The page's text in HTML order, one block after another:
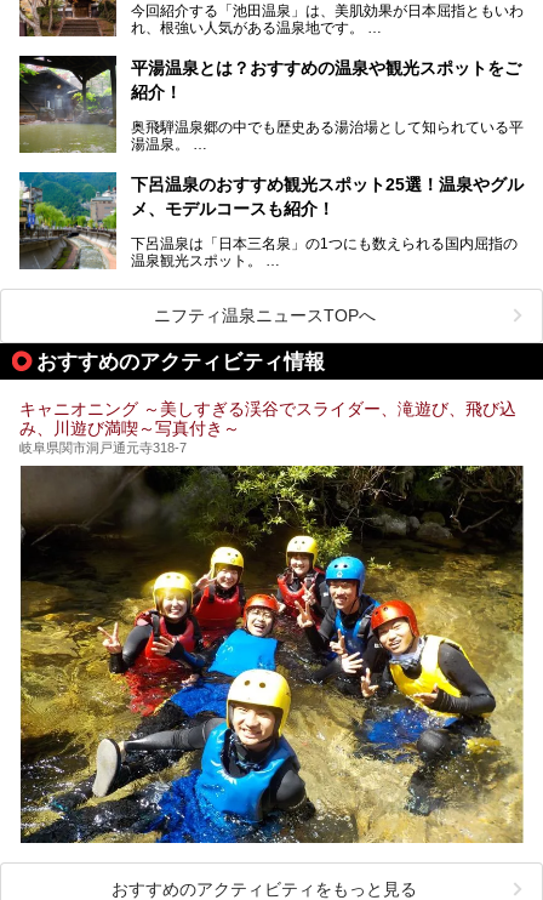
風呂を5ヶ所ご紹介したいと思います。いずれも素晴らしい
温泉ですよ！
今回紹介する「池田温泉」は、美肌効果が日本屈指ともいわ
れ、根強い人気がある温泉地です。
温泉旅として利用することができます。
池田温泉には道の駅があるなど、温泉、観光、買い物と、さ
そんな池田温泉の魅力を詳しく紹介していきます！
平湯温泉とは？おすすめの温泉や観光スポットをご
紹介！
奥飛騨温泉郷の中でも歴史ある湯治場として知られている平
湯温泉。
らの利用客も増え、ますます賑わいを見せています。そこで
今回は、平湯温泉の観光スポットとおすすめの温泉施設を紹
介します。気になる温泉をぜひチェックしてみてください。
下呂温泉のおすすめ観光スポット25選！温泉やグル
メ、モデルコースも紹介！
下呂温泉は「日本三名泉」の1つにも数えられる国内屈指の
温泉観光スポット。
のグルメを楽しんだり、周辺にある名所にも足を伸ばしたり
したいもの。
本記事では、下呂温泉エリアにあるおすすめの観光スポット
をご紹介するとともに散策する際のモデルコースもご提案。
下呂温泉観光をたっぷりとガイドします！
ニフティ温泉ニュースTOPへ
おすすめのアクティビティ情報
キャニオニング ～美しすぎる渓谷でスライダー、滝遊び、飛び込
み、川遊び満喫～写真付き～
岐阜県関市洞戸通元寺318-7
おすすめのアクティビティをもっと見る